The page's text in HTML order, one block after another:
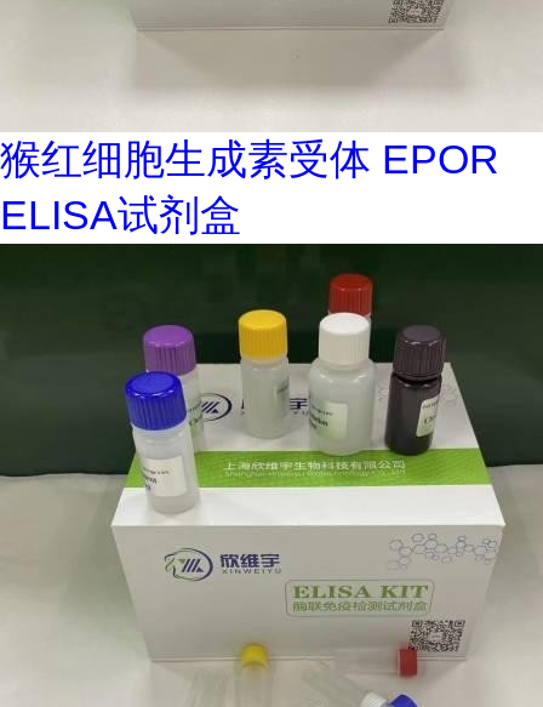
猴红细胞生成素受体 EPOR
ELISA试剂盒